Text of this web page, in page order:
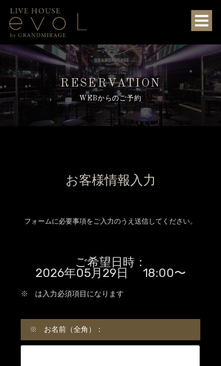
RESERVATION
WEBからのご予約
お客様情報入力
フォームに必要事項をご入力のうえ送信してください。
ご希望日時：
2026年05月29日 18:00〜
※ は入力必須項目になります
※ お名前（全角）：